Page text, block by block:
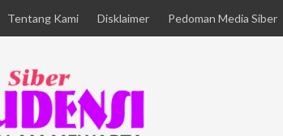
Tentang Kami Disklaimer Pedoman Media Siber